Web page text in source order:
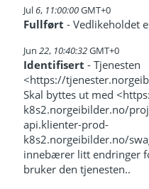
Jul6, 11:00:00GMT+0
Fullført - Vedlikeholdet
Jun 22, 10:40:32GMT+0
Identifisert - Tjenesten
<https://
Skal byttes ut med
k8s2.norgeibilder.no/
api.klienter-prod-
k8s2.norgeibilder.no/
innebærer litt endringer
bruker den tjenesten..